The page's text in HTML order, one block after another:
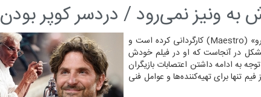
به ونیز نمی‌رود / دردسر کوپر بودن
سی و یک نما - بردلی کوپر فیلم جدیدی را به نام «مایسترو» (Maestro) کارگردانی کرده است و
در آنجاست که او در فیلم خودش
به ادامه داشتن اعتصابات بازیگران
تنها برای تهیه‌کننده‌ها و عوامل فنی